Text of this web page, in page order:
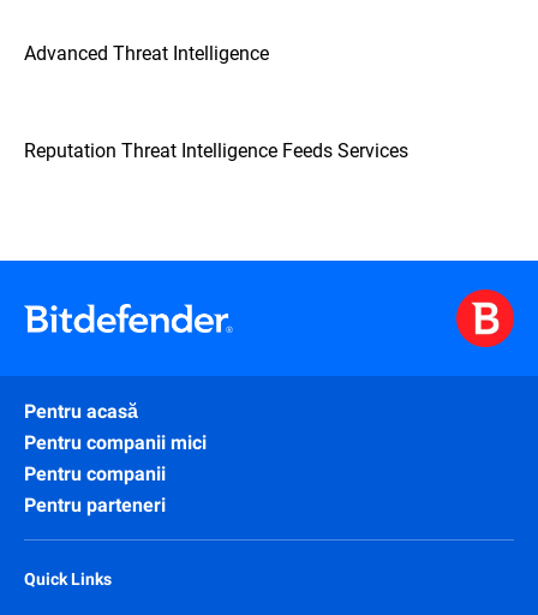
Advanced Threat Intelligence
Reputation Threat Intelligence Feeds Services
Pentru acasă
Pentru companii mici
Pentru companii
Pentru parteneri
Quick Links